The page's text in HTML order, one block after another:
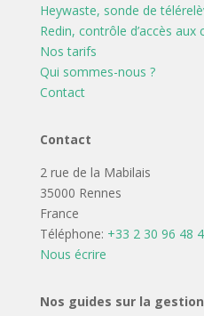
Heywaste, sonde de
Redin, contrôle d’accès aux
Nos tarifs
Qui sommes-nous ?
Contact
Contact
2 rue de la Mabilais
35000 Rennes
France
Téléphone: +33 2 30 96 48
Nous écrire
Nos guides sur la